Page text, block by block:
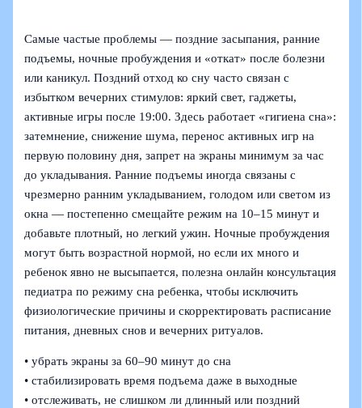
Самые частые проблемы — поздние засыпания, ранние
подъемы, ночные пробуждения и «откат» после болезни
или каникул. Поздний отход ко сну часто связан с
избытком вечерних стимулов: яркий свет, гаджеты,
активные игры после 19:00. Здесь работает «гигиена сна»:
затемнение, снижение шума, перенос активных игр на
первую половину дня, запрет на экраны минимум за час
до укладывания. Ранние подъемы иногда связаны с
чрезмерно ранним укладыванием, голодом или светом из
окна — постепенно смещайте режим на 10–15 минут и
добавьте плотный, но легкий ужин. Ночные пробуждения
могут быть возрастной нормой, но если их много и
ребенок явно не высыпается, полезна онлайн консультация
педиатра по режиму сна ребенка, чтобы исключить
физиологические причины и скорректировать расписание
питания, дневных снов и вечерних ритуалов.
• убрать экраны за 60–90 минут до сна
• стабилизировать время подъема даже в выходные
• отслеживать, не слишком ли длинный или поздний